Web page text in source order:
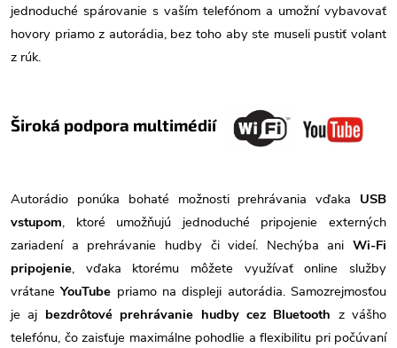
jednoduché spárovanie s vaším telefónom a umožní vybavovať
hovory priamo z autorádia, bez toho aby ste museli pustiť volant
z rúk.
Široká podpora multimédií
Autorádio ponúka bohaté možnosti prehrávania vďaka USB
vstupom, ktoré umožňujú jednoduché pripojenie externých
zariadení a prehrávanie hudby či videí. Nechýba ani Wi-Fi
pripojenie, vďaka ktorému môžete využívať online služby
vrátaneYouTube priamo na displeji autorádia. Samozrejmosťou
je aj bezdrôtové prehrávanie hudby cez Bluetooth z vášho
telefónu, čo zaisťuje maximálne pohodlie a flexibilitu pri počúvaní